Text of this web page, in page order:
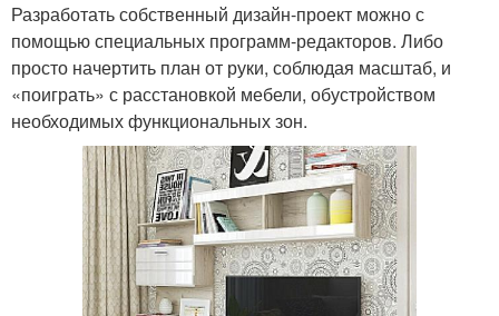
Разработать собственный дизайн-проект можно с
помощью специальных программ-редакторов. Либо
просто начертить план от руки, соблюдая масштаб, и
«поиграть» с расстановкой мебели, обустройством
необходимых функциональных зон.